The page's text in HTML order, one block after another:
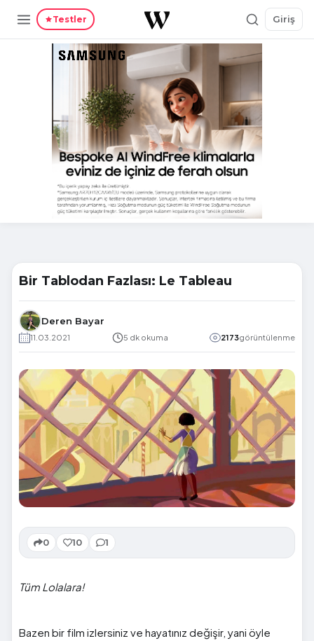
Testler Giriş
Bir Tablodan Fazlası: Le Tableau
Deren Bayar
11.03.2021 5 dk okuma 2173görüntülenme
0 10 1
Tüm Lolalara!
Bazen bir film izlersiniz ve hayatınız değişir, yani öyle